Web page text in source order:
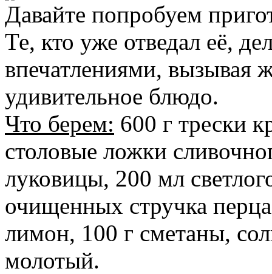
Давайте попробуем
Те, кто уже отведал её,
впечатлениями, вызывая
удивительное блюдо.
Что берем: 600 г трески
столовые ложки
луковицы, 200 мл
очищенных стручка
лимон, 100 г сметаны,
молотый.